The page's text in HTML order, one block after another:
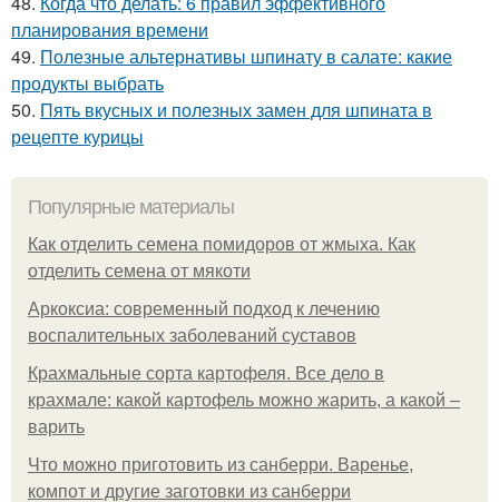
планирования времени
49. Полезные альтернативы шпинату в салате: какие
продукты выбрать
50. Пять вкусных и полезных замен для шпината в
рецепте курицы
Популярные материалы
Как отделить семена помидоров от жмыха. Как
отделить семена от мякоти
Аркоксиа: современный подход к лечению
воспалительных заболеваний суставов
Крахмальные сорта картофеля. Все дело в
крахмале: какой картофель можно жарить, а какой –
варить
Что можно приготовить из санберри. Варенье,
компот и другие заготовки из санберри